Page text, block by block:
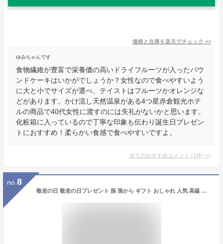
価格と在庫を楽天でチェック >>
ゆみちゃんです
食物繊維が豊富で栄養価の高いドライフルーツが入ったパウ
ンドケーキはいかがでしょうか？女性なので食べやすいよう
に大と小でサイズが選べ、テイストはフルーツかオレンジな
どがあります。かけ流し天然温泉がある4つ星赤倉観光ホテ
ルの商品で40代女性に渡すのには失礼がないかと思います。
化粧箱に入っているので丁寧な印象も伝わり誕生日プレゼン
トにおすすめ！柔らかい食感で食べやすいですよ。
全てのおすすめコメント (1件) >
no. 8
敬老の日 敬老の日プレゼント 孫 孫から ギフト おしゃれ 人気 高級 お菓子 焼き菓子 スイーツ 詰め合わせ 送料無料 プレゼント 内祝い パティスリー キハチ 焼菓子8種15個入 スイーツセット お礼 女友達 女性 男性 15個